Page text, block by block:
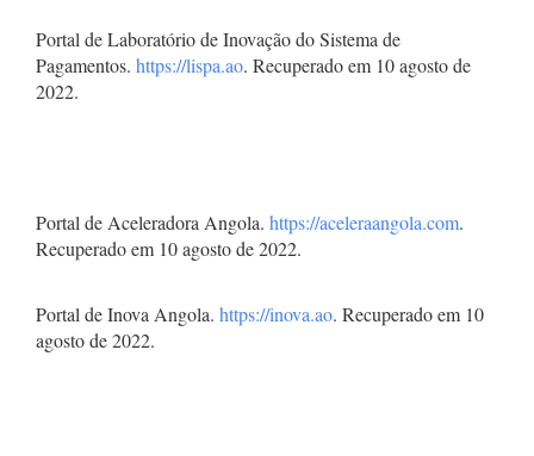
Portal de Laboratório de Inovação do Sistema de
Pagamentos. https://lispa.ao. Recuperado em 10 agosto de
2022.
Portal de Aceleradora Angola. https://aceleraangola.com.
Recuperado em 10 agosto de 2022.
Portal de Inova Angola. https://inova.ao. Recuperado em 10
agosto de 2022.